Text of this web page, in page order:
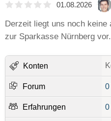
01.08.2026
Derzeit liegt uns noch keine
zur Sparkasse Nürnberg vor.
Konten
Forum 0
Erfahrungen 0